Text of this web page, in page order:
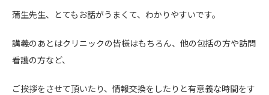
蒲生先生、とてもお話がうまくて、わかりやすいです。
講義のあとはクリニックの皆様はもちろん、他の包括の方や訪問
看護の方など、
ご挨拶をさせて頂いたり、情報交換をしたりと有意義な時間をす